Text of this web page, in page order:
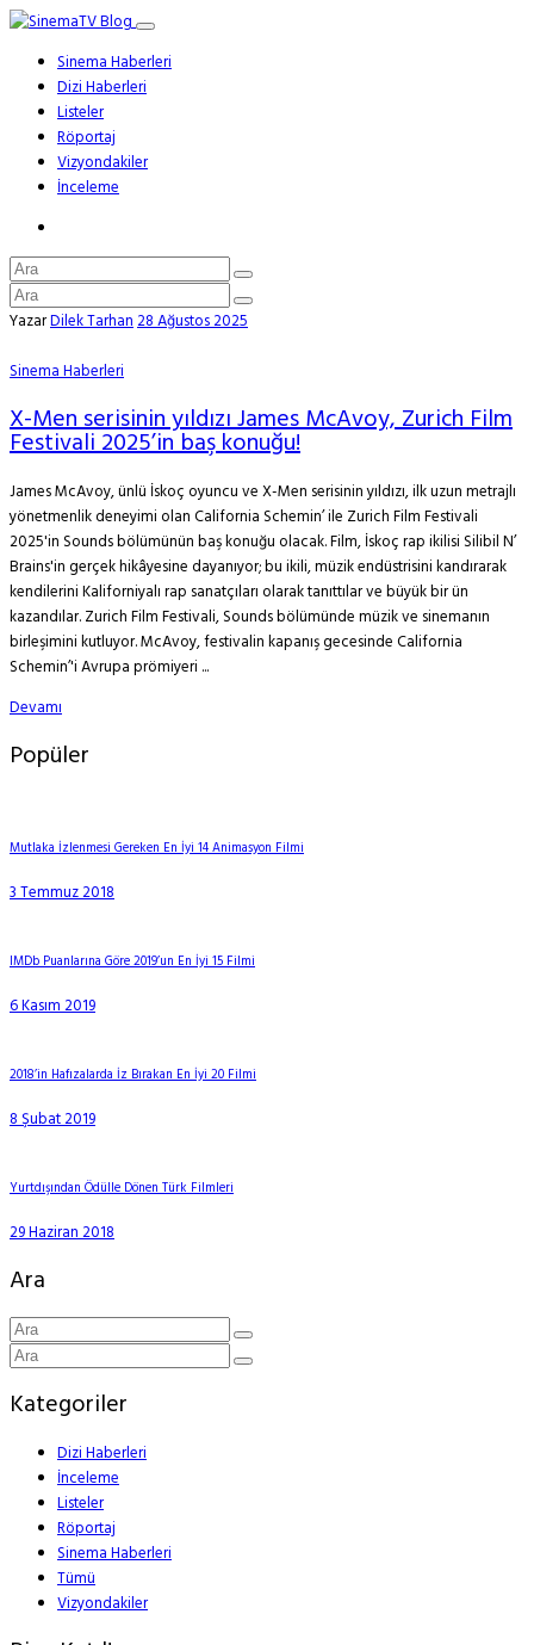
Sinema Haberleri
Dizi Haberleri
Listeler
Röportaj
Vizyondakiler
İnceleme
YazarDilek Tarhan28 Ağustos 2025
Sinema Haberleri
X-Men serisinin yıldızı James McAvoy, Zurich Film
Festivali 2025’in baş konuğu!
James McAvoy, ünlü İskoç oyuncu ve X-Men serisinin yıldızı, ilk uzun metrajlı
yönetmenlik deneyimi olan California Schemin’ ile Zurich Film Festivali
2025'in Sounds bölümünün baş konuğu olacak. Film, İskoç rap ikilisi Silibil N’
Brains'in gerçek hikâyesine dayanıyor; bu ikili, müzik endüstrisini kandırarak
kendilerini Kaliforniyalı rap sanatçıları olarak tanıttılar ve büyük bir ün
kazandılar. Zurich Film Festivali, Sounds bölümünde müzik ve sinemanın
birleşimini kutluyor. McAvoy, festivalin kapanış gecesinde California
Schemin’'i Avrupa prömiyeri ...
Devamı
Popüler
Mutlaka İzlenmesi Gereken En İyi 14 Animasyon Filmi
3 Temmuz 2018
IMDb Puanlarına Göre 2019’un En İyi 15 Filmi
6 Kasım 2019
2018’in Hafızalarda İz Bırakan En İyi 20 Filmi
8 Şubat 2019
Yurtdışından Ödülle Dönen Türk Filmleri
29 Haziran 2018
Ara
Kategoriler
Dizi Haberleri
İnceleme
Listeler
Röportaj
Sinema Haberleri
Tümü
Vizyondakiler